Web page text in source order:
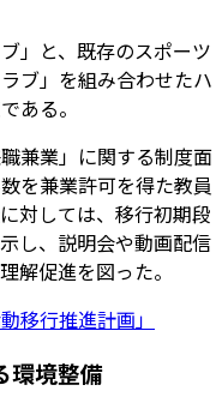
」と、既存のスポーツ
ブ」を組み合わせたハ
ある。
兼業」に関する制度面
を兼業許可を得た教員
対しては、移行初期段
し、説明会や動画配信
解促進を図った。
移行推進計画」
環境整備